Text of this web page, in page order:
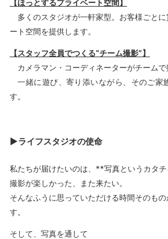
【ほっとするプライベート空間】
多くのスタジオが一軒家型。お客様ごと
ート空間を提供します。
【スタッフ全員でつくる“チーム撮影”】
カメラマン・コーディネーターがチームで
一緒に遊び、寄り添いながら、そのご家
す。
▶ライフスタジオの使命
私たちが届けたいのは、**写真というカタチ
撮影が楽しかった、また来たい。
そんなふうに思っていただける時間そのも
す。
そして、写真を通して